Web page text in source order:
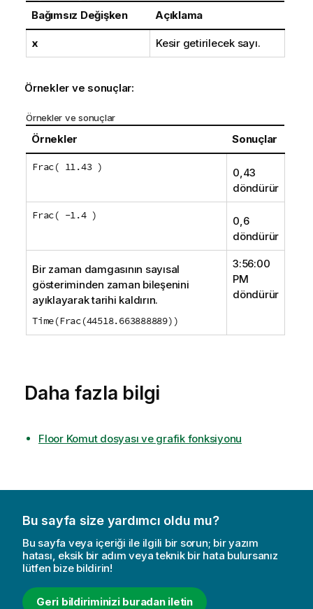
Bağımsız Değişken Açıklama
x Kesir getirilecek sayı.
Örnekler ve sonuçlar:
Örnekler ve sonuçlar
Örnekler Sonuçlar
Frac( 11.43 )
0,43
döndürür
Frac( -1.4 )
0,6
döndürür
Bir zaman damgasının sayısal
gösteriminden zaman bileşenini
ayıklayarak tarihi kaldırın.
Time(Frac(44518.663888889))
3:56:00
PM
döndürür
Daha fazla bilgi
Floor Komut dosyası ve grafik fonksiyonu
Bu sayfa size yardımcı oldu mu?
Bu sayfa veya içeriği ile ilgili bir sorun; bir yazım
hatası, eksik bir adım veya teknik bir hata bulursanız
lütfen bize bildirin!
Geri bildiriminizi buradan iletin